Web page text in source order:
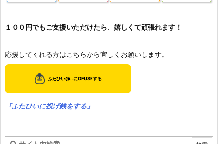
１００円でもご支援いただけたら、嬉しくて頑張れます！
応援してくれる方はこちらから宜しくお願いします。
『ふたひいに投げ銭をする』